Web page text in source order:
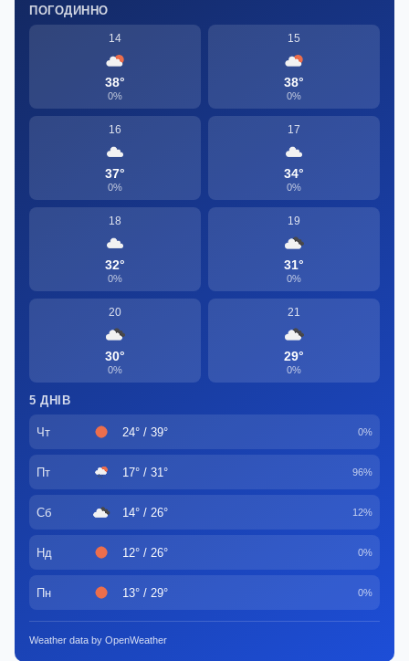
ПОГОДИННО
14
38°
0%
15
38°
0%
16
37°
0%
17
34°
0%
18
32°
0%
19
31°
0%
20
30°
0%
21
29°
0%
5 ДНІВ
Чт 24° / 39° 0%
Пт 17° / 31° 96%
Сб 14° / 26° 12%
Нд 12° / 26° 0%
Пн 13° / 29° 0%
Weather data by OpenWeather